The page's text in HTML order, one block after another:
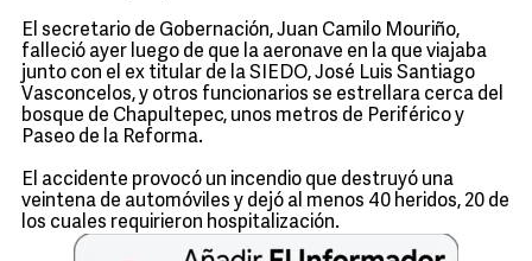
El secretario de Gobernación, Juan Camilo Mouriño,
falleció ayer luego de que la aeronave en la que viajaba
junto con el ex titular de la SIEDO, José Luis Santiago
Vasconcelos, y otros funcionarios se estrellara cerca del
bosque de Chapultepec, unos metros de Periférico y
Paseo de la Reforma.
El accidente provocó un incendio que destruyó una
veintena de automóviles y dejó al menos 40 heridos, 20 de
los cuales requirieron hospitalización.